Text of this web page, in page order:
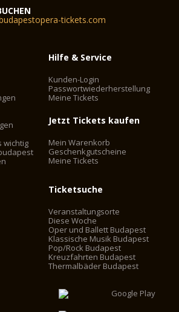
tickets.com
wichtig
Hilfe & Service
Kunden-Login
Passwortwiederherstellung
Meine Tickets
Jetzt Tickets kaufen
Mein Warenkorb
Geschenkgutscheine
Meine Tickets
Ticketsuche
Veranstaltungsorte
Diese Woche
Oper und Ballett Budapest
Klassische Musik Budapest
Pop/Rock Budapest
Kreuzfahrten Budapest
Thermalbäder Budapest